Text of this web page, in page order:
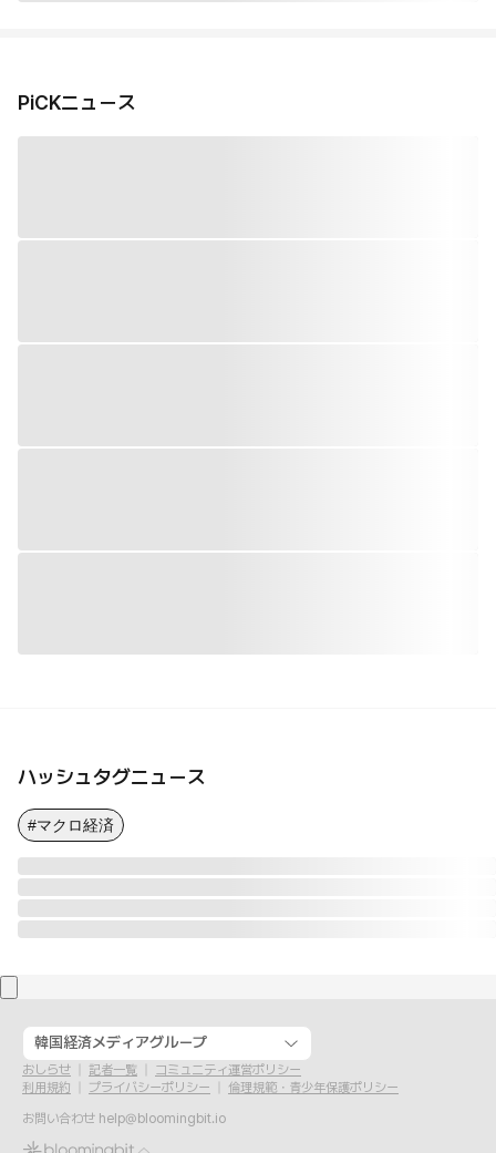
PiCKニュース
ハッシュタグニュース
#マクロ経済
韓国経済メディアグループ
おしらせ 記者一覧
コミュニティ運営ポリシー
利用規約
プライバシーポリシー
倫理規範・青少年保護ポリシー
お問い合わせ help@bloomingbit.io